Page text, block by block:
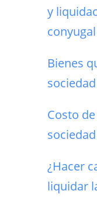
y
Bienes
Costo
¿Hacer
liquidar